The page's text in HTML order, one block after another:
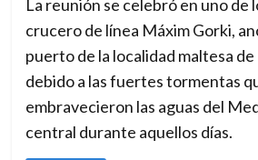
La reunión se celebró en uno de
crucero de línea Máxim Gorki,
puerto de la localidad maltesa
debido a las fuertes tormentas
embravecieron las aguas del
central durante aquellos días.